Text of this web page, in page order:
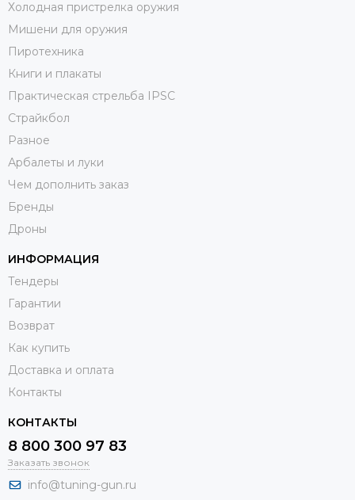
Холодная пристрелка оружия
Мишени для оружия
Пиротехника
Книги и плакаты
Практическая стрельба IPSC
Страйкбол
Разное
Арбалеты и луки
Чем дополнить заказ
Бренды
Дроны
ИНФОРМАЦИЯ
Тендеры
Гарантии
Возврат
Как купить
Доставка и оплата
Контакты
КОНТАКТЫ
8 800 300 97 83
Заказать звонок
info@tuning-gun.ru